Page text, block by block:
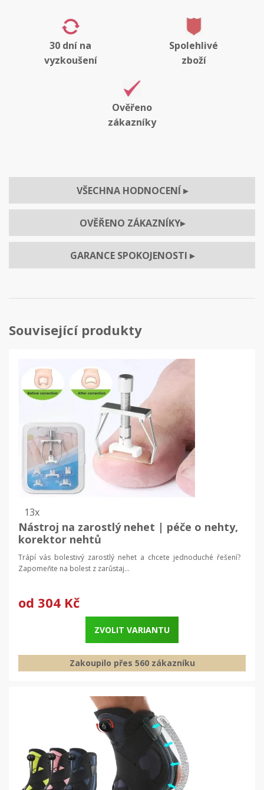
30 dní na
vyzkoušení
Spolehlivé
zboží
Ověřeno
zákazníky
VŠECHNA HODNOCENÍ▸
OVĚŘENO ZÁKAZNÍKY▸
GARANCE SPOKOJENOSTI ▸
Související produkty
13x
Nástroj na zarostlý nehet | péče o nehty,
korektor nehtů
Trápí vás bolestivý zarostlý nehet a chcete jednoduché řešení?
Zapomeňte na bolest z zarůstaj...
od 304 Kč
ZVOLIT VARIANTU
Zakoupilo přes 560 zákazníku